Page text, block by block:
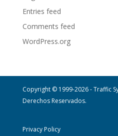
Entries feed
Comments feed
WordPress.org
Copyright © 1999-2026 - Traffic
Derechos Reservados.
Privacy Policy